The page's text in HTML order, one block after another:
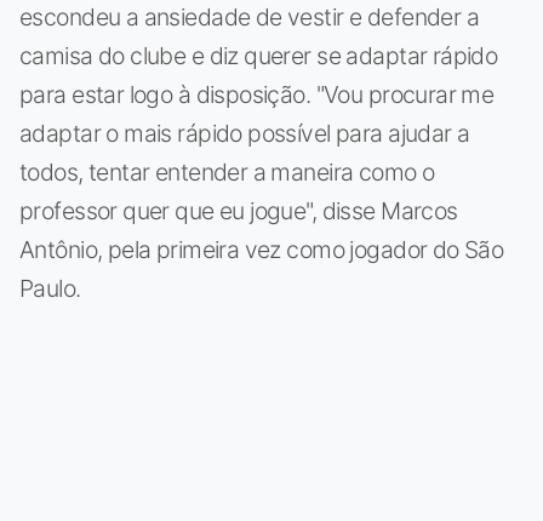
escondeu a ansiedade de vestir e defender a
camisa do clube e diz querer se adaptar rápido
para estar logo à disposição. "Vou procurar me
adaptar o mais rápido possível para ajudar a
todos, tentar entender a maneira como o
professor quer que eu jogue", disse Marcos
Antônio, pela primeira vez como jogador do São
Paulo.